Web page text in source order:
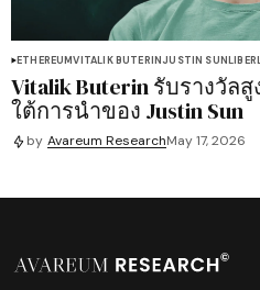
ETHEREUMVITALIK BUTERINJUSTIN SUN
Vitalik Buterin รับรางวัล
ใต้การนำของ Justin Sun
by Avareum ResearchMay 17, 2026